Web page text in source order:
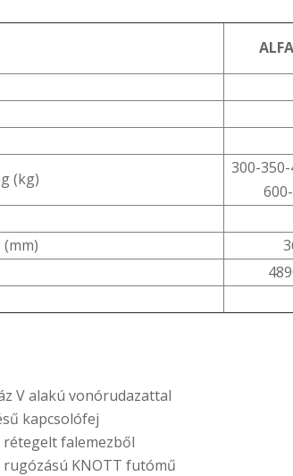
(kg)
300-
V alakú vonórudazattal
kapcsolófej
rétegelt falemezből
KNOTT futómű